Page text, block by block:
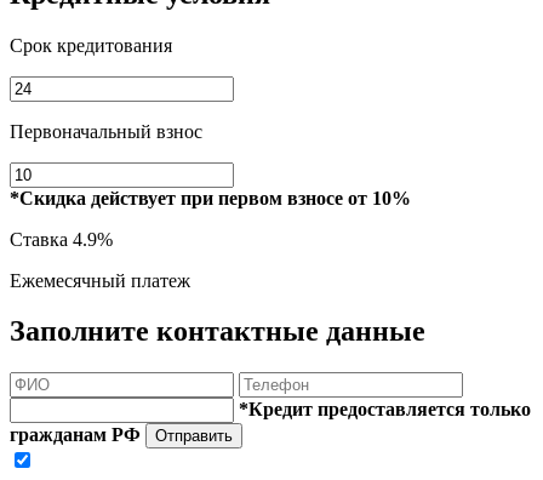
Срок кредитования
Первоначальный взнос
*Скидка действует при первом взносе от 10%
Ставка 4.9%
Ежемесячный платеж
Заполните контактные данные
*Кредит предоставляется только
гражданам РФ
Отправить